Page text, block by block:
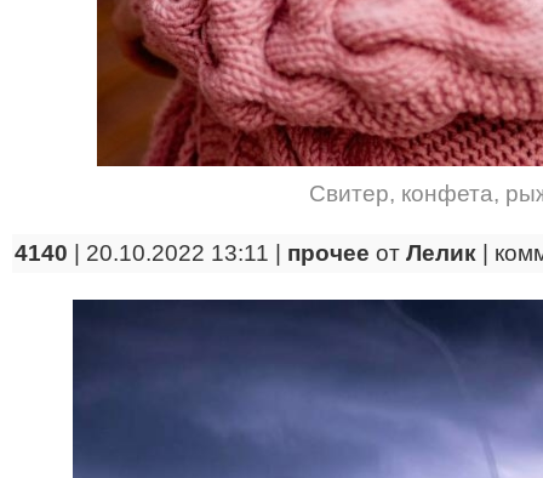
Свитер, конфета,
4140 | 20.10.2022 13:11 | прочее от Лелик